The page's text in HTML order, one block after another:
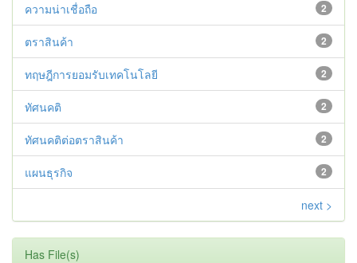
2
ความน่าเชื่อถือ
2
ตราสินค้า
2
ทฤษฎีการยอมรับเทคโนโลยี
2
ทัศนคติ
2
ทัศนคติต่อตราสินค้า
2
แผนธุรกิจ
next >
Has File(s)